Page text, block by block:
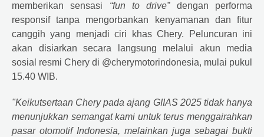
memberikan sensasi “fun to drive”dengan performa
responsif tanpa mengorbankan kenyamanan dan fitur
canggih yang menjadi ciri khas Chery. Peluncuran ini
akan disiarkan secara langsung melalui akun media
sosial resmi Chery di @cherymotorindonesia, mulai pukul
15.40 WIB.
"Keikutsertaan Chery pada ajang GIIAS 2025 tidak hanya
menunjukkan semangat kami untuk terus menggairahkan
pasar otomotif Indonesia, melainkan juga sebagai bukti